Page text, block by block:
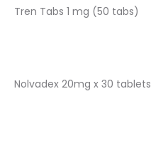
Tren Tabs 1 mg (50 tabs)
Nolvadex 20mg x 30 tablets